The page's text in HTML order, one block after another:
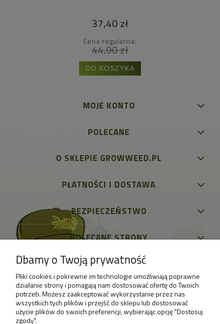
37,40 zł
Cena regularna:
44,00 zł
DO KOSZYKA
MOJE KONTO
POLECANE
O SKLEPIE GROWWEED.PL
PŁATNOŚCI I DOSTAWA
BEZPIECZEŃSTWO
POLECANE STRONY
Dbamy o Twoją prywatność
Pliki cookies i pokrewne im technologie umożliwiają poprawne
działanie strony i pomagają nam dostosować ofertę do Twoich
potrzeb. Możesz zaakceptować wykorzystanie przez nas
wszystkich tych plików i przejść do sklepu lub dostosować
użycie plików do swoich preferencji, wybierając opcję "Dostosuj
zgody".